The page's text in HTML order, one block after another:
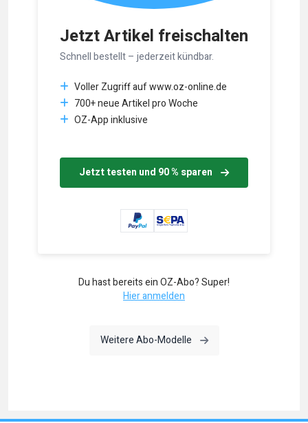
Jetzt Artikel freischalten
Schnell bestellt – jederzeit kündbar.
Voller Zugriff auf www.oz-online.de
700+ neue Artikel pro Woche
OZ-App inklusive
Jetzt testen und 90 % sparen
Du hast bereits ein OZ-Abo? Super!
Hier anmelden
Weitere Abo-Modelle